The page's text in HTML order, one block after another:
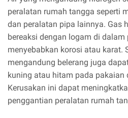
peralatan rumah tangga seperti
dan peralatan pipa lainnya. Gas
bereaksi dengan logam di
menyebabkan korosi atau karat.
mengandung belerang juga
kuning atau hitam pada pakaian
Kerusakan ini dapat
penggantian peralatan rumah